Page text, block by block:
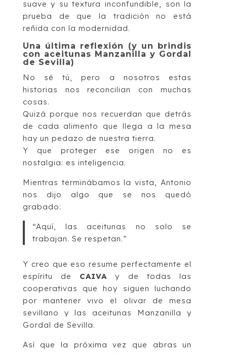
suave y su textura inconfundible, son la
prueba de que la tradición no está
reñida con la modernidad.
Una última reflexión (y un brindis
con aceitunas Manzanilla y Gordal
de Sevilla)
No sé tú, pero a nosotros estas
historias nos reconcilian con muchas
cosas.
Quizá porque nos recuerdan que detrás
de cada alimento que llega a la mesa
hay un pedazo de nuestra tierra.
Y que proteger ese origen no es
nostalgia: es inteligencia.
Mientras terminábamos la vista, Antonio
nos dijo algo que se nos quedó
grabado:
“Aquí, las aceitunas no solo se
trabajan. Se respetan.”
Y creo que eso resume perfectamente el
espíritu de CAIVA y de todas las
cooperativas que hoy siguen luchando
por mantener vivo el olivar de mesa
sevillano y las aceitunas Manzanilla y
Gordal de Sevilla.
Así que la próxima vez que abras un